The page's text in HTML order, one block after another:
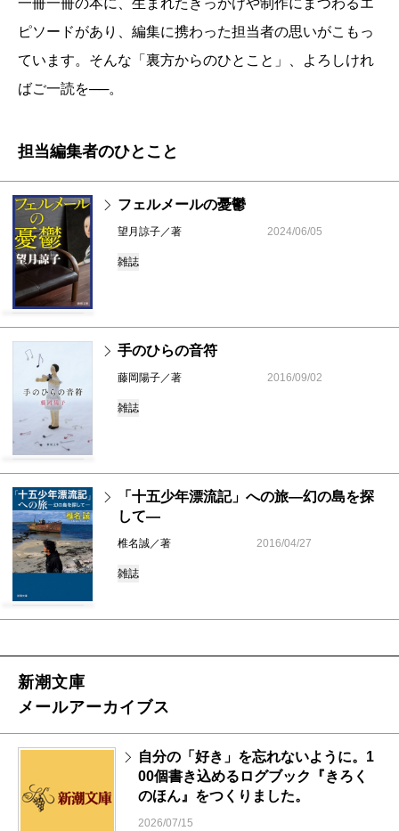
一冊一冊の本に、生まれたきっかけや制作にまつわるエ
ピソードがあり、編集に携わった担当者の思いがこもっ
ています。そんな「裏方からのひとこと」、よろしけれ
ばご一読を──。
担当編集者のひとこと
フェルメールの憂鬱
望月諒子／著 2024/06/05
雑誌
手のひらの音符
藤岡陽子／著 2016/09/02
雑誌
「十五少年漂流記」への旅―幻の島を探
して―
椎名誠／著 2016/04/27
雑誌
新潮文庫
メールアーカイブス
自分の「好き」を忘れないように。1
00個書き込めるログブック『きろく
のほん』をつくりました。
2026/07/15